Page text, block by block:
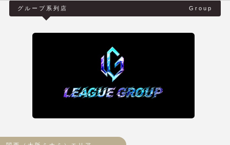
Group
グループ系列店